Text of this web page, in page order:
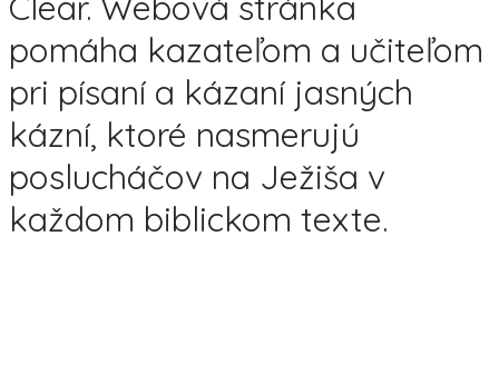
pomáha kazateľom a učiteľom
pri písaní a kázaní jasných
kázní, ktoré nasmerujú
poslucháčov na Ježiša v
každom biblickom texte.